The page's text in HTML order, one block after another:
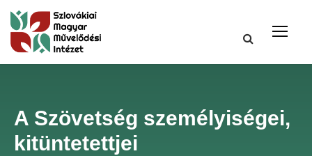
A Szövetség személyiségei,
kitüntetettjei